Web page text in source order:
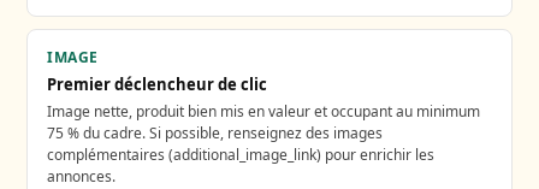
IMAGE
Premier déclencheur de clic
Image nette, produit bien mis en valeur et occupant au minimum
75 % du cadre. Si possible, renseignez des images
complémentaires (additional_image_link) pour enrichir les
annonces.